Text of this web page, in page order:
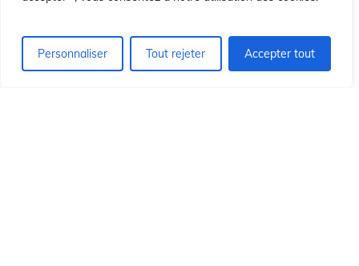
Personnaliser Tout rejeter Accepter tout